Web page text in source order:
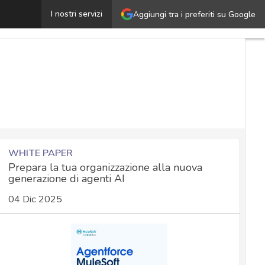
Aggiungi tra i preferiti su Google
I nostri servizi
di splinternet, così la geopolitica sta fratturando il
WHITE PAPER
Prepara la tua organizzazione alla nuova
generazione di agenti AI
04 Dic 2025